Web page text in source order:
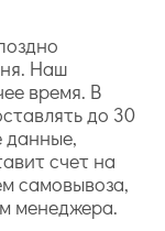
Наш
время. В
до 30
данные,
счет на
самовывоза,
менеджера.